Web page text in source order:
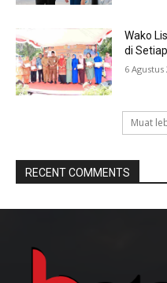
Wako
di
6 Agustus
Muat
RECENT COMMENTS